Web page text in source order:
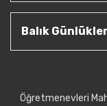
Balık
Öğretmenevleri